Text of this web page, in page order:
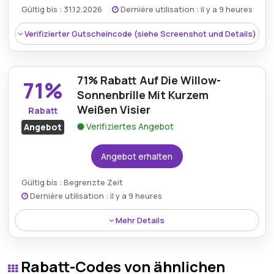
Art des Angebots:
Zeitlich begrenztes Angebot
Kumulierbar:Kombinierbar mit anderen Aktionen.
Bedingungen:Weitere Informationen finden Sie
in den Bedingungen auf der Website des Händlers.
Gültig bis : 31.12.2026 Dernière utilisation : il y a 9 heures
Verifizierter Gutscheincode (siehe Screenshot und Details)
Rabatt:Genießen Sie 10% Rabatt auf alle Artikel
zum regulären Preis.
71%
Rabatt
Angebot
71% Rabatt Auf Die Willow-
Sonnenbrille Mit Kurzem
Weißen Visier
Verifiziertes Angebot
Angebot erhalten
Gültig bis : Begrenzte Zeit
Dernière utilisation : il y a 9 heures
Mehr Details
Willow-Sonnenbrille mit weißem Schild und
Rabatt-Codes von ähnlichen